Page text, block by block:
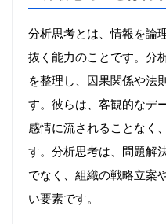
分析思考とは、情報を論
抜く能力のことです。分
を整理し、因果関係や法
す。彼らは、客観的なデ
感情に流されることなく
す。分析思考は、問題解
でなく、組織の戦略立案
い要素です。